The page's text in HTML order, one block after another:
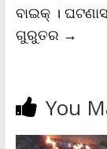
ବାଇକ୍‌ ।
ଗୁରୁତର →
You